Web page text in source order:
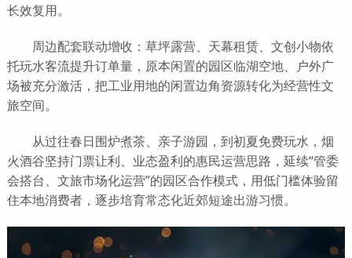
长效复用。
周边配套联动增收：草坪露营、天幕租赁、文创小物依
托玩水客流提升订单量，原本闲置的园区临湖空地、户外广
场被充分激活，把工业用地的闲置边角资源转化为经营性文
旅空间。
从过往春日围炉煮茶、亲子游园，到初夏免费玩水，烟
火酒谷坚持门票让利、业态盈利的惠民运营思路，延续“管委
会搭台、文旅市场化运营”的园区合作模式，用低门槛体验留
住本地消费者，逐步培育常态化近郊短途出游习惯。